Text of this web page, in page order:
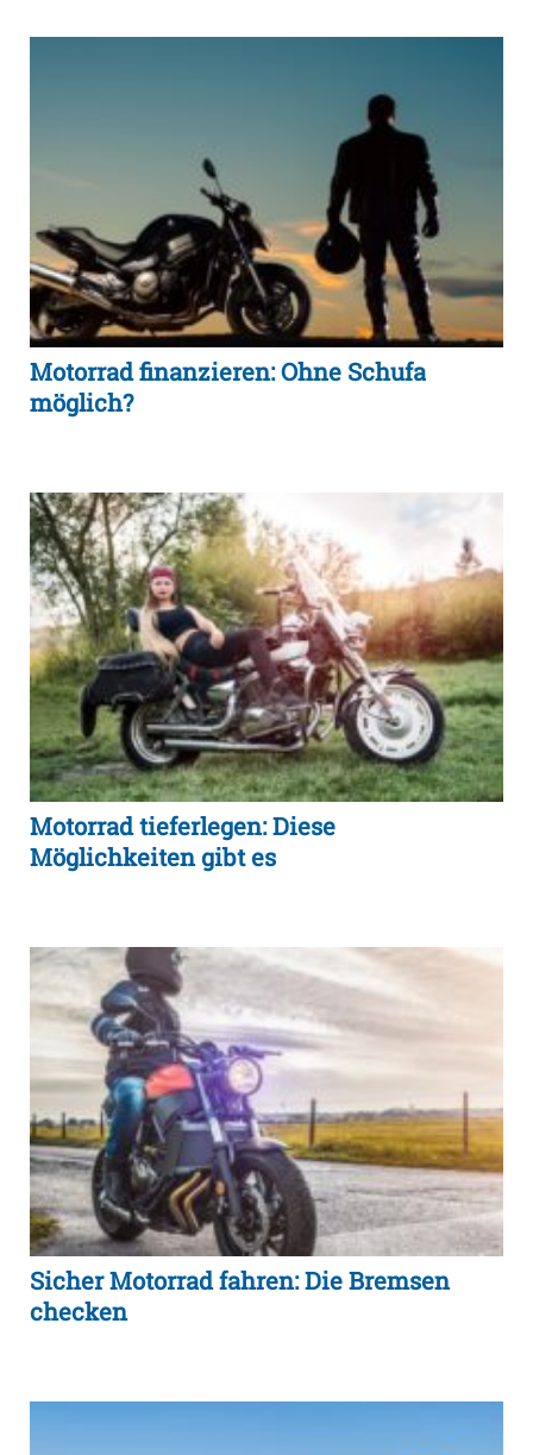
Motorrad finanzieren: Ohne Schufa
möglich?
Motorrad tieferlegen: Diese
Möglichkeiten gibt es
Sicher Motorrad fahren: Die Bremsen
checken